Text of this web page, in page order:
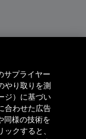
サプライヤー
やり取りを測
ジ）に基づい
合わせた広告
同様の技術を
クすると、